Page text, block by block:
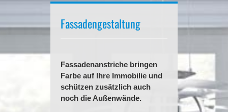
Fassadengestaltung
Fassadenanstriche bringen
Farbe auf Ihre Immobilie und
schützen zusätzlich auch
noch die Außenwände.